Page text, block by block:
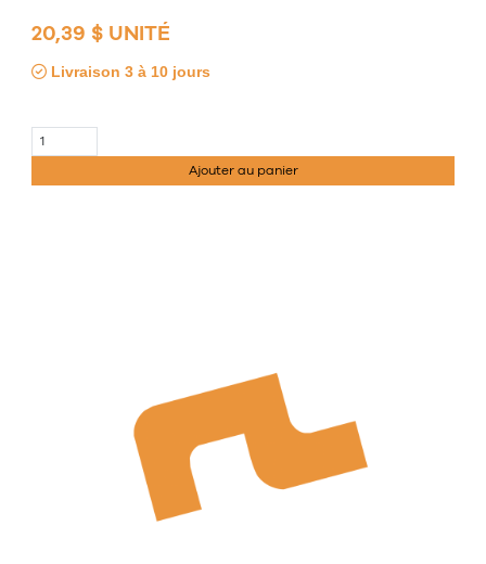
20,39 $ UNITÉ
Livraison 3 à 10 jours
Ajouter au panier